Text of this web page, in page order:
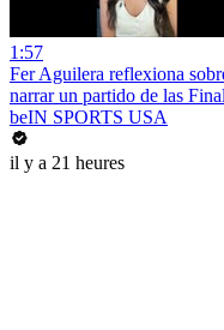
1:57
Fer Aguilera reflexiona
narrar un partido de las
beIN SPORTS USA
il y a 21 heures